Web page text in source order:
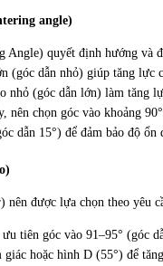
angle)
Angle) quyết định hướng và
(góc dẫn nhỏ) giúp tăng lực
nhỏ (góc dẫn lớn) làm tăng
nên chọn góc vào khoảng
dẫn 15°) để đảm bảo độ
nên được lựa chọn theo yêu
tiên góc vào 91–95° (góc
hoặc hình D (55°) để